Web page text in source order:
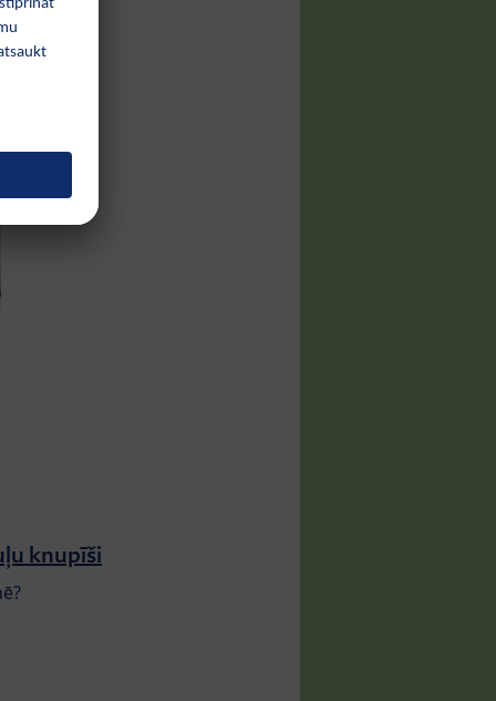
knupīši